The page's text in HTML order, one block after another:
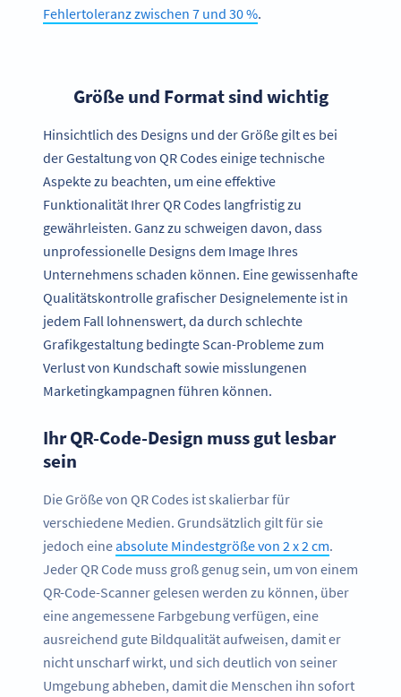
Fehlertoleranz zwischen 7 und 30 %.
Größe und Format sind wichtig
Hinsichtlich des Designs und der Größe gilt es bei
der Gestaltung von QR Codes einige technische
Aspekte zu beachten, um eine effektive
Funktionalität Ihrer QR Codes langfristig zu
gewährleisten. Ganz zu schweigen davon, dass
unprofessionelle Designs dem Image Ihres
Unternehmens schaden können. Eine gewissenhafte
Qualitätskontrolle grafischer Designelemente ist in
jedem Fall lohnenswert, da durch schlechte
Grafikgestaltung bedingte Scan-Probleme zum
Verlust von Kundschaft sowie misslungenen
Marketingkampagnen führen können.
Ihr QR-Code-Design muss gut lesbar
sein
Die Größe von QR Codes ist skalierbar für
verschiedene Medien. Grundsätzlich gilt für sie
jedoch eineabsolute Mindestgröße von 2 x 2 cm.
Jeder QR Code muss groß genug sein, um von einem
QR-Code-Scanner gelesen werden zu können, über
eine angemessene Farbgebung verfügen, eine
ausreichend gute Bildqualität aufweisen, damit er
nicht unscharf wirkt, und sich deutlich von seiner
Umgebung abheben, damit die Menschen ihn sofort